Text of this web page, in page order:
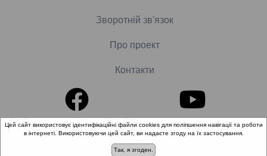
Зворотній зв'язок
Про проект
Контакти
© 2018-2026 «Школа доказової медицини». Всі права
захищені.
Цей сайт використовує ідентифікаційні файли cookies для поліпшення навігації та роботи
в інтернеті. Використовуючи цей сайт, ви надаєте згоду на їх застосування.
Так, я згоден.